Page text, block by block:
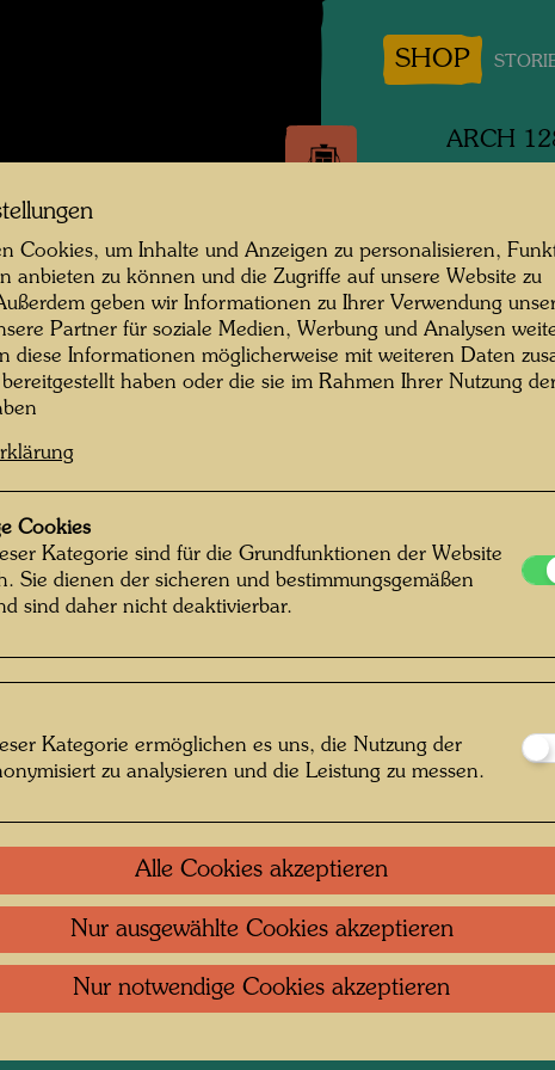
SHOP
ARCH
DIE
Logo,
Aquarell
DIE
Ein
Wien
Kontakt . Datenschutz . Copyright
Nutzungsbedingungen . Links
Cookies, um Inhalte und Anzeigen zu personalisieren,
anbieten zu können und die Zugriffe auf unsere Website zu
geben wir Informationen zu Ihrer Verwendung
Partner für soziale Medien, Werbung und Analysen
diese Informationen möglicherweise mit weiteren Daten
haben oder die sie im Rahmen Ihrer Nutzung
Cookies
Kategorie sind für die Grundfunktionen der Website
Sie dienen der sicheren und bestimmungsgemäßen
sind daher nicht deaktivierbar.
Kategorie ermöglichen es uns, die Nutzung der
zu analysieren und die Leistung zu messen.
Alle Cookies akzeptieren
Nur ausgewählte Cookies akzeptieren
Nur notwendige Cookies akzeptieren